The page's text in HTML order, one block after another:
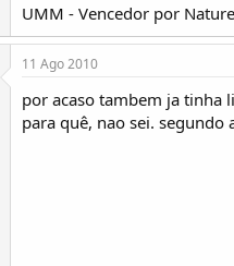
UMM - Vencedor por
11 Ago 2010
por acaso tambem ja tinha
para quê, nao sei.